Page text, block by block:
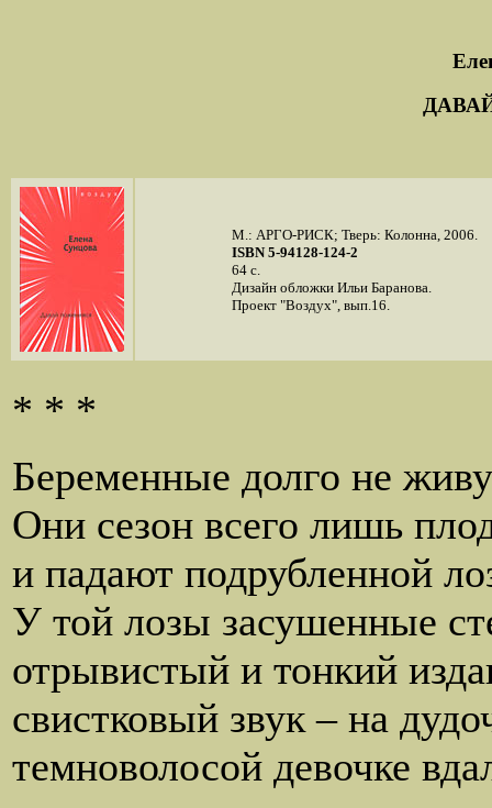
М.: АРГО-РИСК; Тверь: Колонна, 2006.
ISBN 5-94128-124-2
64 с.
Дизайн обложки Ильи Баранова.
Проект "Воздух", вып.16.
* * *
Беременные долго не
Они сезон всего лишь
и падают подрубленной
У той лозы засушенные
отрывистый и тонкий
свистковый звук – на
темноволосой девочке